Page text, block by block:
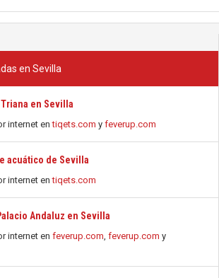
en Sevilla
en Sevilla
internet entiqets.com y feverup.com
acuático de Sevilla
internet entiqets.com
Andaluz en Sevilla
internet en feverup.com, feverup.com y